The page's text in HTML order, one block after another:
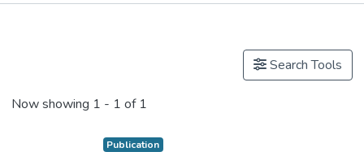
Search Tools
Now showing 1 - 1 of 1
Publication